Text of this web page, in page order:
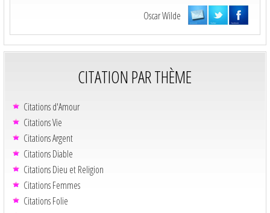
Oscar Wilde
CITATION PAR THÈME
Citations d'Amour
Citations Vie
Citations Argent
Citations Diable
Citations Dieu et Religion
Citations Femmes
Citations Folie